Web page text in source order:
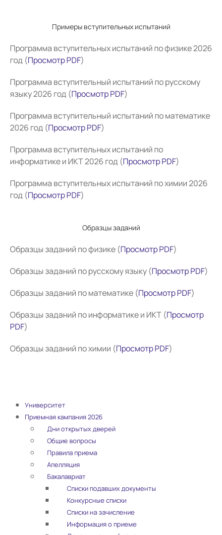
Примеры вступительных испытаний
Программа вступительных испытаний по физике 2026
год (Просмотр PDF)
Программа вступительный испытаний по русскому
языку 2026 год (Просмотр PDF)
Программа вступительный испытаний по математике
2026 год (Просмотр PDF)
Программа вступительных испытаний по
информатике и ИКТ 2026 год (Просмотр PDF)
Программа вступительных испытаний по химии 2026
год (Просмотр PDF)
Образцы заданий
Образцы заданий по физике (Просмотр PDF)
Образцы заданий по русскому языку (Просмотр PDF)
Образцы заданий по математике (Просмотр PDF)
Образцы заданий по информатике и ИКТ (Просмотр
PDF)
Образцы заданий по химии (Просмотр PDF)
Университет
Приемная кампания 2026
Дни открытых дверей
Общие вопросы
Правила приема
Апелляция
Бакалавриат
Списки подавших документы
Конкурсные списки
Списки на зачисление
Информация о приеме